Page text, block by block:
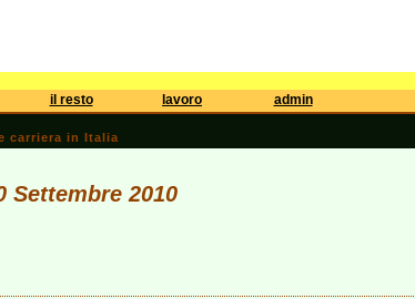
il resto lavoro admin
carriera in Italia
2010